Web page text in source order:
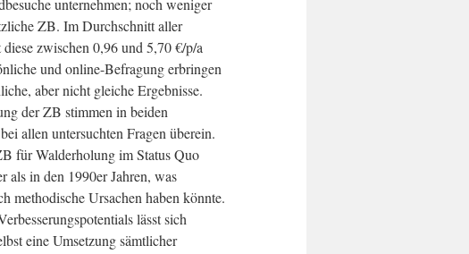
unternehmen; noch weniger
ZB. Im Durchschnitt aller
zwischen 0,96 und 5,70 €/p/a
und online-Befragung erbringen
aber nicht gleiche Ergebnisse.
der ZB stimmen in beiden
allen untersuchten Fragen überein.
für Walderholung im Status Quo
als in den 1990er Jahren, was
methodische Ursachen haben könnte.
lässt sich
eine Umsetzung sämtlicher